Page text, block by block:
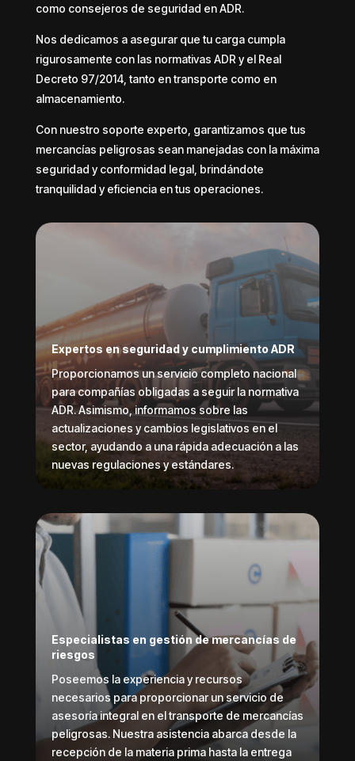
como consejeros de seguridad en ADR.
Nos dedicamos a asegurar que tu carga cumpla
rigurosamente con las normativas ADR y el Real
Decreto 97/2014, tanto en transporte como en
almacenamiento.
Con nuestro soporte experto, garantizamos que tus
mercancías peligrosas sean manejadas con la máxima
seguridad y conformidad legal, brindándote
tranquilidad y eficiencia en tus operaciones.
Expertos en seguridad y cumplimiento ADR
Proporcionamos un servicio completo nacional
para compañías obligadas a seguir la normativa
ADR. Asimismo, informamos sobre las
actualizaciones y cambios legislativos en el
sector, ayudando a una rápida adecuación a las
nuevas regulaciones y estándares.
Especialistas en gestión de mercancías de
riesgos
Poseemos la experiencia y recursos
necesarios para proporcionar un servicio de
asesoría integral en el transporte de mercancías
peligrosas. Nuestra asistencia abarca desde la
recepción de la materia prima hasta la entrega